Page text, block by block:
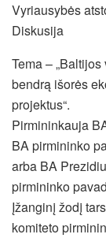
Vyriausybės
Diskusija
Tema –
bendrą išorės
projektus“.
Pirmininkauja
BA pirmininko
arba BA
pirmininko
Įžanginį žodį
komiteto